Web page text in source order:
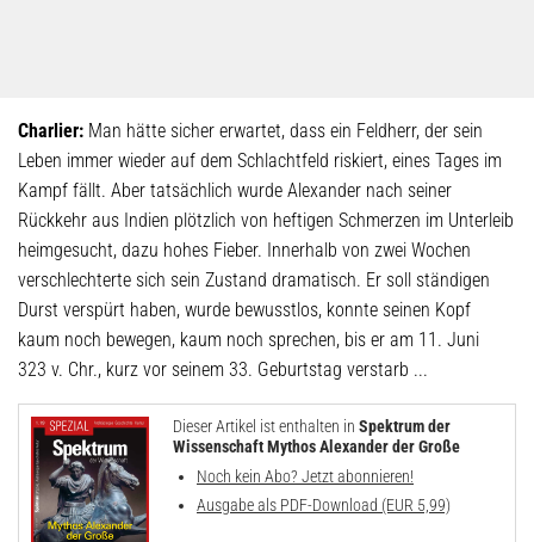
Charlier: Man hätte sicher erwartet, dass ein Feldherr, der sein
Leben immer wieder auf dem Schlachtfeld riskiert, eines Tages im
Kampf fällt. Aber tatsächlich wurde Alexander nach seiner
Rückkehr aus Indien plötzlich von heftigen Schmerzen im Unterleib
heimgesucht, dazu hohes Fieber. Innerhalb von zwei Wochen
verschlechterte sich sein Zustand dramatisch. Er soll ständigen
Durst verspürt haben, wurde bewusstlos, konnte seinen Kopf
kaum noch bewegen, kaum noch sprechen, bis er am 11. Juni
323 v. Chr., kurz vor seinem 33. Geburtstag verstarb ...
Dieser Artikel ist enthalten in Spektrum der
Wissenschaft Mythos Alexander der Große
Noch kein Abo? Jetzt abonnieren!
Ausgabe als PDF-Download (EUR 5,99)